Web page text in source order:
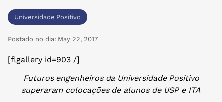
Universidade Positivo
Postado no dia: May 22, 2017
[flgallery id=903 /]
Futuros engenheiros da Universidade Positivo
superaram colocações de alunos de USP e ITA